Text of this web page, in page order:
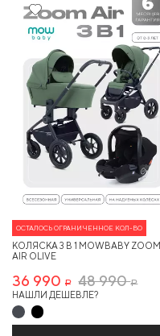
24%
ОСТАЛОСЬ ОГРАНИЧЕННОЕ КОЛ-ВО
КОЛЯСКА 3 В 1 MOWBABY ZOOM
AIR OLIVE
36 990 Р 48 990Р
НАШЛИ ДЕШЕВЛЕ?